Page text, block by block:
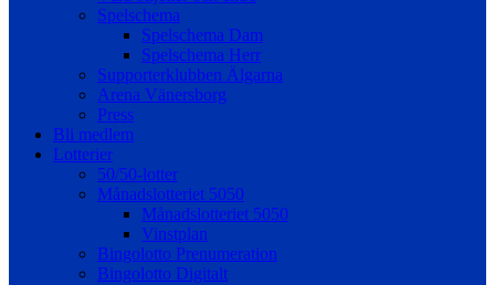
Spelschema
Spelschema Dam
Spelschema Herr
Supporterklubben Älgarna
Arena Vänersborg
Press
Bli medlem
Lotterier
50/50-lotter
Månadslotteriet 5050
Månadslotteriet 5050
Vinstplan
Bingolotto Prenumeration
Bingolotto Digitalt